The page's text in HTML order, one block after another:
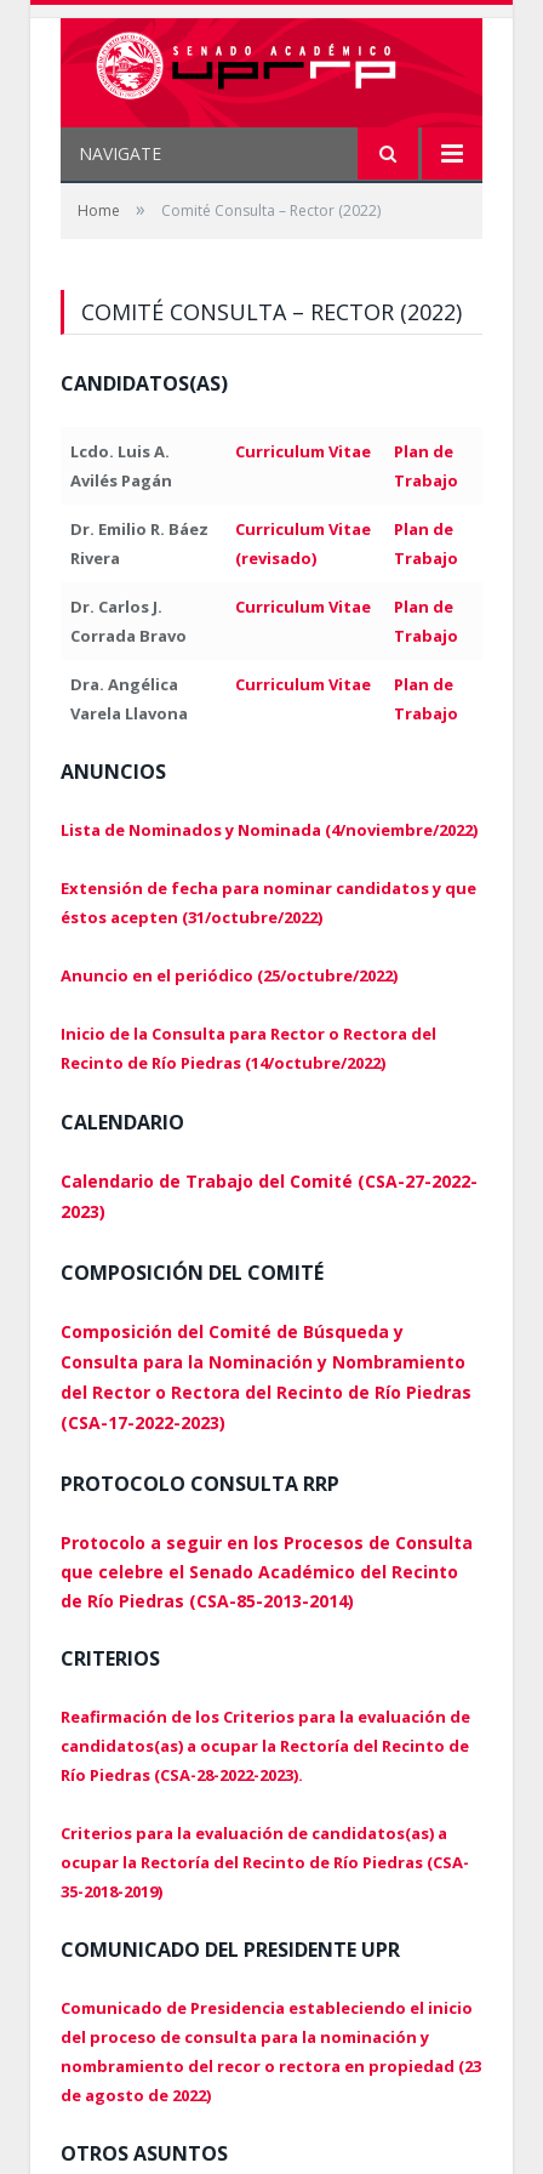
NAVIGATE
Home » Comité Consulta – Rector (2022)
COMITÉ CONSULTA – RECTOR (2022)
CANDIDATOS(AS)
Lcdo. Luis A.
Avilés Pagán
Curriculum Vitae
Plan de
Trabajo
Dr. Emilio R. Báez
Rivera
Curriculum Vitae
(revisado)
Plan de
Trabajo
Dr. Carlos J.
Corrada Bravo
Curriculum Vitae
Plan de
Trabajo
Dra. Angélica
Varela Llavona
Curriculum Vitae
Plan de
Trabajo
ANUNCIOS
Lista de Nominados y Nominada (4/noviembre/2022)
Extensión de fecha para nominar candidatos y que
éstos acepten (31/octubre/2022)
Anuncio en el periódico (25/octubre/2022)
Inicio de la Consulta para Rector o Rectora del
Recinto de Río Piedras (14/octubre/2022)
CALENDARIO
Calendario de Trabajo del Comité (CSA-27-2022-
2023)
COMPOSICIÓN DEL COMITÉ
Composición del Comité de Búsqueda y
Consulta para la Nominación y Nombramiento
del Rector o Rectora del Recinto de Río Piedras
(CSA-17-2022-2023)
PROTOCOLO CONSULTA RRP
Protocolo a seguir en los Procesos de Consulta
que celebre el Senado Académico del Recinto
de Río Piedras (CSA-85-2013-2014)
CRITERIOS
Reafirmación de los Criterios para la evaluación de
candidatos(as) a ocupar la Rectoría del Recinto de
Río Piedras (CSA-28-2022-2023).
Criterios para la evaluación de candidatos(as) a
ocupar la Rectoría del Recinto de Río Piedras (CSA-
35-2018-2019)
COMUNICADO DEL PRESIDENTE UPR
Comunicado de Presidencia estableciendo el inicio
del proceso de consulta para la nominación y
nombramiento del recor o rectora en propiedad (23
de agosto de 2022)
OTROS ASUNTOS